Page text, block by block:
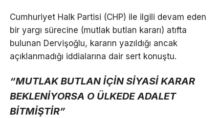
Cumhuriyet Halk Partisi (CHP) ile ilgili devam eden
bir yargı sürecine (mutlak butlan kararı) atıfta
bulunan Dervişoğlu, kararın yazıldığı ancak
açıklanmadığı iddialarına dair sert konuştu.
“MUTLAK BUTLAN İÇİN SİYASİ KARAR
BEKLENİYORSA O ÜLKEDE ADALET
BİTMİŞTİR”